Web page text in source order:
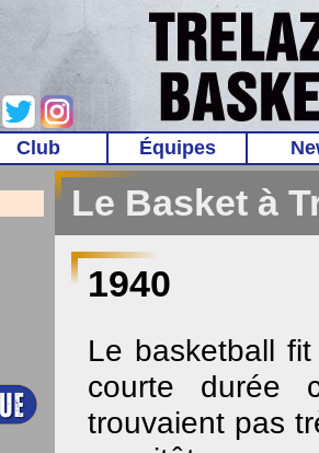
Club Équipes
Le Basket à
1940
Le basketball
courte durée
trouvaient pas